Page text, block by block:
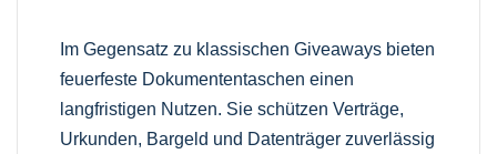
Im Gegensatz zu klassischen Giveaways bieten
feuerfeste Dokumententaschen einen
langfristigen Nutzen. Sie schützen Verträge,
Urkunden, Bargeld und Datenträger zuverlässig